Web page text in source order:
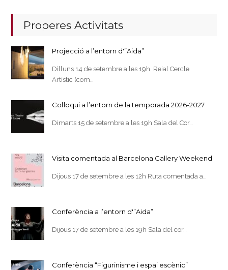
Properes Activitats
Projecció a l’entorn d'”Aida”
Dilluns 14 de setembre a les 19h Reial Cercle
Artístic (com…
Col·loqui a l’entorn de la temporada 2026-2027
Dimarts 15 de setembre a les 19h Sala del Cor…
Visita comentada al Barcelona Gallery Weekend
Dijous 17 de setembre a les 12h Ruta comentada a…
Conferència a l’entorn d'”Aida”
Dijous 17 de setembre a les 19h Sala del cor…
Conferència “Figurinisme i espai escènic”